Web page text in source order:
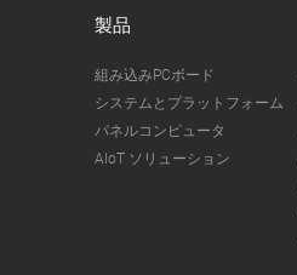
製品
組み込みPCボード
システムとプラットフォーム
パネルコンピュータ
AIoT ソリューション